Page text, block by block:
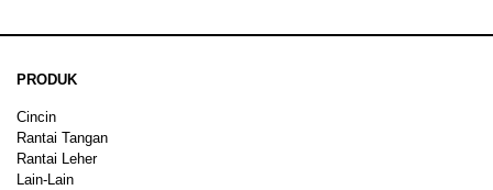
PRODUK
Cincin
Rantai Tangan
Rantai Leher
Lain-Lain